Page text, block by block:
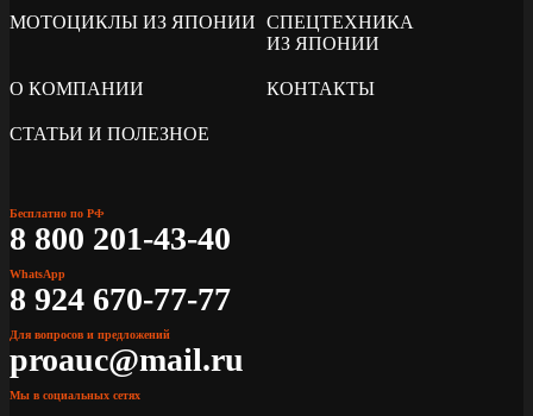
МОТОЦИКЛЫ ИЗ ЯПОНИИ СПЕЦТЕХНИКА
ИЗ ЯПОНИИ
О КОМПАНИИ КОНТАКТЫ
СТАТЬИ И ПОЛЕЗНОЕ
Бесплатно по РФ
8 800 201-43-40
WhatsApp
8 924 670-77-77
Для вопросов и предложений
proauc@mail.ru
Мы в социальных сетях